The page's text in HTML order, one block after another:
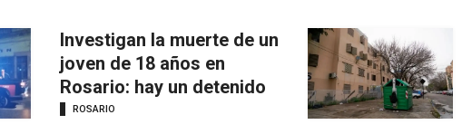
Investigan la muerte de un
joven de 18 años en
Rosario: hay un detenido
ROSARIO